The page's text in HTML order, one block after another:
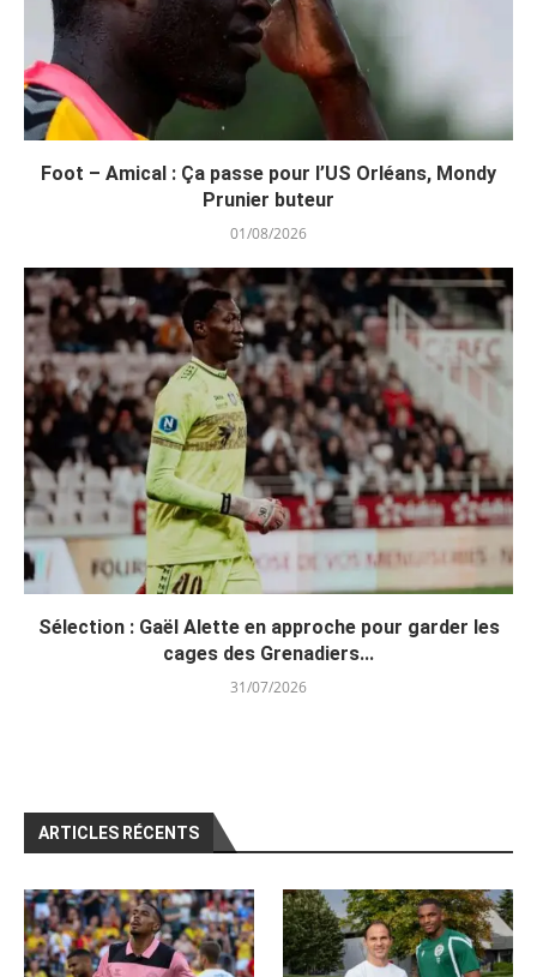
Foot – Amical : Ça passe pour l’US Orléans, Mondy
Prunier buteur
01/08/2026
Sélection : Gaël Alette en approche pour garder les
cages des Grenadiers...
31/07/2026
ARTICLES RÉCENTS